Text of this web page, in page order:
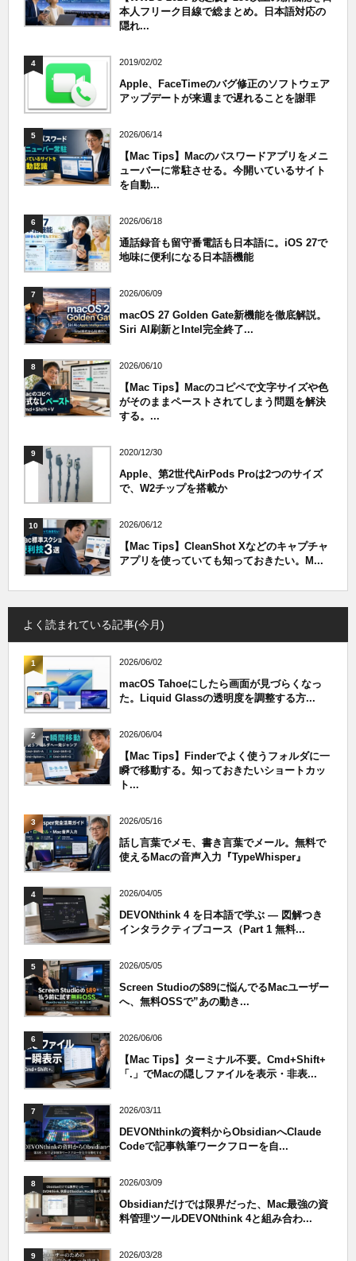
本人フリーク目線で総まとめ。日本語対応の
隠れ...
4 2019/02/02
Apple、FaceTimeのバグ修正のソフトウェア
アップデートが来週まで遅れることを謝罪
5 2026/06/14
【Mac Tips】Macのパスワードアプリをメニ
ューバーに常駐させる。今開いているサイト
を自動...
6 2026/06/18
通話録音も留守番電話も日本語に。iOS 27で
地味に便利になる日本語機能
7 2026/06/09
macOS 27 Golden Gate新機能を徹底解説。
Siri AI刷新とIntel完全終了...
8 2026/06/10
【Mac Tips】Macのコピペで文字サイズや色
がそのままペーストされてしまう問題を解決
する。...
9 2020/12/30
Apple、第2世代AirPods Proは2つのサイズ
で、W2チップを搭載か
10 2026/06/12
【Mac Tips】CleanShot Xなどのキャプチャ
アプリを使っていても知っておきたい。M...
よく読まれている記事(今月)
1 2026/06/02
macOS Tahoeにしたら画面が見づらくなっ
た。Liquid Glassの透明度を調整する方...
2 2026/06/04
【Mac Tips】Finderでよく使うフォルダに一
瞬で移動する。知っておきたいショートカッ
ト...
3 2026/05/16
話し言葉でメモ、書き言葉でメール。無料で
使えるMacの音声入力『TypeWhisper』
4 2026/04/05
DEVONthink 4 を日本語で学ぶ — 図解つき
インタラクティブコース（Part 1 無料...
5 2026/05/05
Screen Studioの$89に悩んでるMacユーザー
へ、無料OSSで”あの動き...
6 2026/06/06
【Mac Tips】ターミナル不要。Cmd+Shift+
「.」でMacの隠しファイルを表示・非表...
7 2026/03/11
DEVONthinkの資料からObsidianへClaude
Codeで記事執筆ワークフローを自...
8 2026/03/09
Obsidianだけでは限界だった、Mac最強の資
料管理ツールDEVONthink 4と組み合わ...
9 2026/03/28